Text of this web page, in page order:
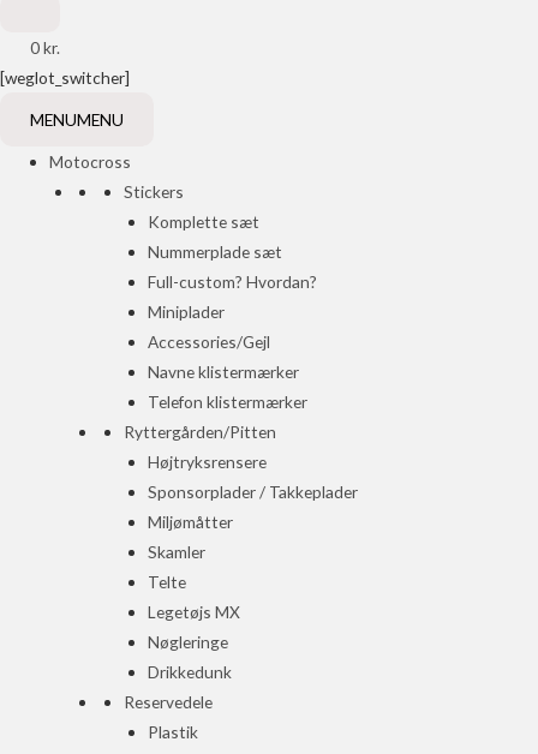
0kr.
[weglot_switcher]
MENUMENU
Motocross
Stickers
Komplette sæt
Nummerplade sæt
Full-custom? Hvordan?
Miniplader
Accessories/Gejl
Navne klistermærker
Telefon klistermærker
Ryttergården/Pitten
Højtryksrensere
Sponsorplader / Takkeplader
Miljømåtter
Skamler
Telte
Legetøjs MX
Nøgleringe
Drikkedunk
Reservedele
Plastik